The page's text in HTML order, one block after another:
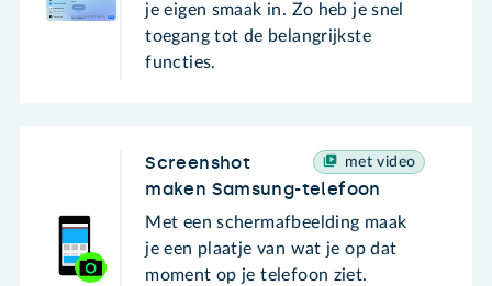
je eigen smaak in. Zo heb je snel
toegang tot de belangrijkste
functies.
met video
Screenshot
maken Samsung-telefoon
Met een schermafbeelding maak
je een plaatje van wat je op dat
moment op je telefoon ziet.